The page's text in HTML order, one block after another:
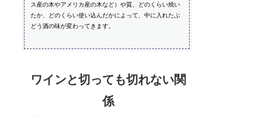
ス産の木やアメリカ産の木など）や質、どのくらい焼い
たか、どのくらい使い込んだかによって、中に入れたぶ
どう酒の味が変わってきます。
ワインと切っても切れない関
係